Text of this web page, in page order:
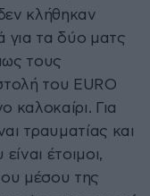
κλήθηκαν
για τα δύο ματς
τους
του EURO
καλοκαίρι. Για
τραυματίας και
έτοιμοι,
μέσου της